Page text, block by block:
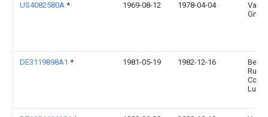
US4082580A * 1969-08-12 1978-04-04
Gmbh
DE3119898A1 * 1981-05-19 1982-12-16
Co